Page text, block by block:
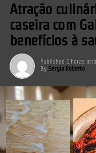
Atração
caseira com
benefícios à
Published 9 horas
By Sergio Roberto